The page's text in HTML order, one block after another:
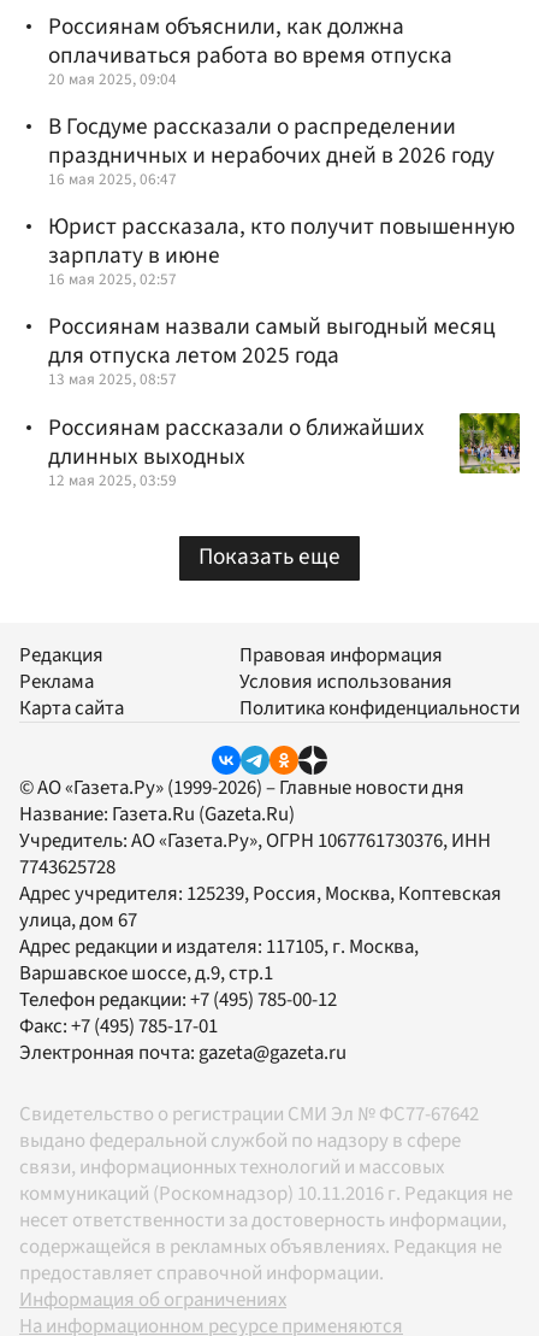
Россиянам объяснили, как должна
оплачиваться работа во время отпуска
20 мая 2025, 09:04
В Госдуме рассказали о распределении
праздничных и нерабочих дней в 2026 году
16 мая 2025, 06:47
Юрист рассказала, кто получит повышенную
зарплату в июне
16 мая 2025, 02:57
Россиянам назвали самый выгодный месяц
для отпуска летом 2025 года
13 мая 2025, 08:57
Россиянам рассказали о ближайших
длинных выходных
12 мая 2025, 03:59
Показать еще
Редакция
Реклама
Карта сайта
Правовая информация
Условия использования
Политика конфиденциальности
© АО «Газета.Ру» (1999-2026) – Главные новости дня
Название: Газета.Ru (Gazeta.Ru)
Учредитель:АО «Газета.Ру», ОГРН 1067761730376, ИНН
7743625728
Адрес учредителя: 125239, Россия, Москва, Коптевская
улица, дом 67
Адрес редакции и издателя: 117105, г. Москва,
Варшавское шоссе, д.9, стр.1
Телефон редакции:+7 (495) 785-00-12
Факс:+7 (495) 785-17-01
Электронная почта:gazeta@gazeta.ru
Свидетельство о регистрации СМИ Эл № ФС77-67642
выдано федеральной службой по надзору в сфере
связи, информационных технологий и массовых
коммуникаций (Роскомнадзор) 10.11.2016 г. Редакция не
несет ответственности за достоверность информации,
содержащейся в рекламных объявлениях. Редакция не
предоставляет справочной информации.
Информация об ограничениях
На информационном ресурсе применяются